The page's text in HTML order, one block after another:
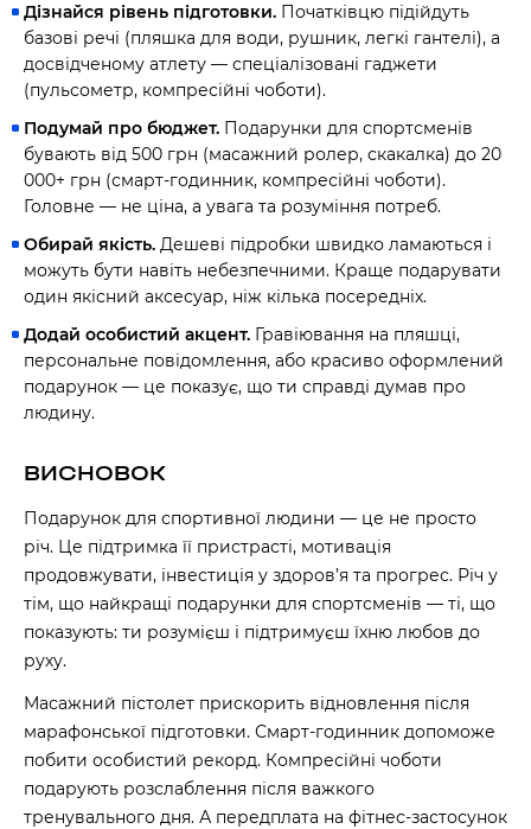
Дізнайся рівень підготовки. Початківцю підійдуть
базові речі (пляшка для води, рушник, легкі гантелі), а
досвідченому атлету — спеціалізовані гаджети
(пульсометр, компресійні чоботи).
Подумай про бюджет. Подарунки для спортсменів
бувають від 500 грн (масажний ролер, скакалка) до 20
000+ грн (смарт-годинник, компресійні чоботи).
Головне — не ціна, а увага та розуміння потреб.
Обирай якість. Дешеві підробки швидко ламаються і
можуть бути навіть небезпечними. Краще подарувати
один якісний аксесуар, ніж кілька посередніх.
Додай особистий акцент. Гравіювання на пляшці,
персональне повідомлення, або красиво оформлений
подарунок — це показує, що ти справді думав про
людину.
ВИСНОВОК
Подарунок для спортивної людини — це не просто
річ. Це підтримка її пристрасті, мотивація
продовжувати, інвестиція у здоров’я та прогрес. Річ у
тім, що найкращі подарунки для спортсменів — ті, що
показують: ти розумієш і підтримуєш їхню любов до
руху.
Масажний пістолет прискорить відновлення після
марафонської підготовки. Смарт-годинник допоможе
побити особистий рекорд. Компресійні чоботи
подарують розслаблення після важкого
тренувального дня. А передплата на фітнес-застосунок